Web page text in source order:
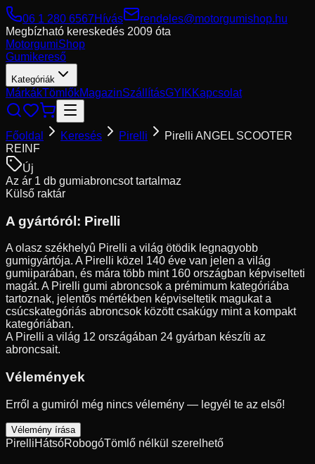
06 1 280 6567Hívás
rendeles@motorgumishop.hu
Megbízható kereskedés 2009 óta
MotorgumiShop
Gumikereső
Kategóriák
MárkákTömlőkMagazinSzállításGYIKKapcsolat
Főoldal Keresés Pirelli
Pirelli ANGEL SCOOTER
REINF
Új
Az ár 1 db gumiabroncsot tartalmaz
Külső raktár
A gyártóról: Pirelli
A olasz székhelyû Pirelli a világ ötödik legnagyobb
gumigyártója. A Pirelli közel 140 éve van jelen a világ
gumiiparában, és mára több mint 160 országban képviselteti
magát. A Pirelli gumi abroncsok a prémimum kategóriába
tartoznak, jelentõs mértékben képviseltetik magukat a
csúcskategóriás abroncsok között csakúgy mint a kompakt
kategóriában.
A Pirelli a világ 12 országában 24 gyárban készíti az
abroncsait.
Vélemények
Erről a gumiról még nincs vélemény — legyél te az első!
Vélemény írása
PirelliHátsóRobogóTömlő nélkül szerelhető